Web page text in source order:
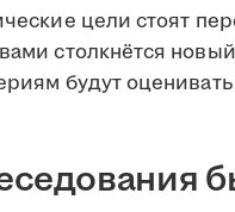
цели стоят
столкнётся
будут